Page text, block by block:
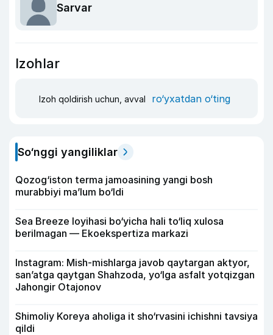
Sarvar
Izohlar
Izoh qoldirish uchun, avval ro‘yxatdan o‘ting
So‘nggi yangiliklar
Qozog‘iston terma jamoasining yangi bosh
murabbiyi ma’lum bo‘ldi
Sea Breeze loyihasi bo‘yicha hali to‘liq xulosa
berilmagan — Ekoekspertiza markazi
Instagram: Mish-mishlarga javob qaytargan aktyor,
san’atga qaytgan Shahzoda, yo‘lga asfalt yotqizgan
Jahongir Otajonov
Shimoliy Koreya aholiga it sho‘rvasini ichishni tavsiya
qildi